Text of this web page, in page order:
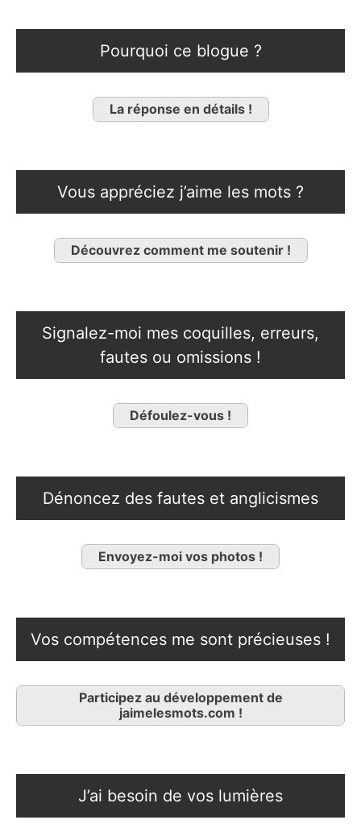
Pourquoi ce blogue ?
La réponse en détails !
Vous appréciez j’aime les mots ?
Découvrez comment me soutenir !
Signalez-moi mes coquilles, erreurs,
fautes ou omissions !
Défoulez-vous !
Dénoncez des fautes et anglicismes
Envoyez-moi vos photos !
Vos compétences me sont précieuses !
Participez au développement de
jaimelesmots.com !
J’ai besoin de vos lumières